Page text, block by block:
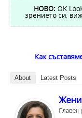
НОВО:OK
зрението си,
Как
About Latest Posts
Главен